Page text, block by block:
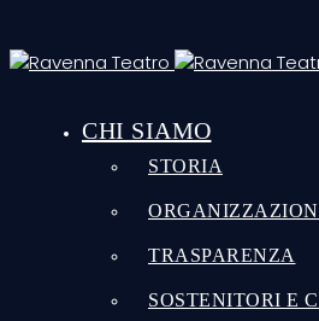
CHI SIAMO
STORIA
TRASPARENZA
SOSTENITORI E